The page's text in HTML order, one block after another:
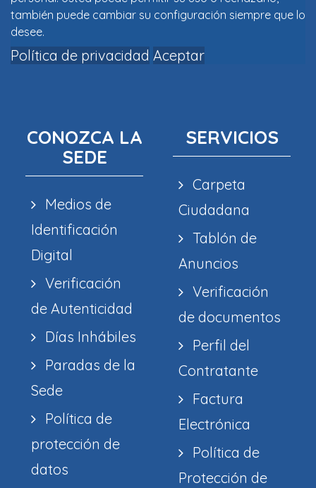
también puede cambiar su configuración siempre que lo
desee.
Política de privacidad Aceptar
CONOZCA LA
SEDE
Medios de
Identificación
Digital
Verificación
de Autenticidad
Días Inhábiles
Paradas de la
Sede
Política de
protección de
datos
SERVICIOS
Carpeta
Ciudadana
Tablón de
Anuncios
Verificación
de documentos
Perfil del
Contratante
Factura
Electrónica
Política de
Protección de